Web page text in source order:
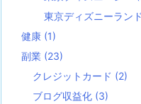
東京ディズニーランド
健康 (1)
副業 (23)
クレジットカード (2)
ブログ収益化 (3)